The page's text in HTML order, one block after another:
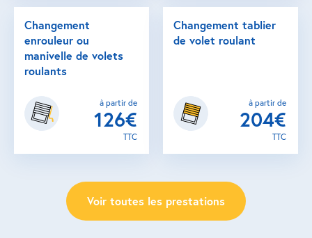
Changement
enrouleur ou
manivelle de volets
roulants
à partir de
126€
TTC
Changement tablier
de volet roulant
à partir de
204€
TTC
Voir toutes les prestations